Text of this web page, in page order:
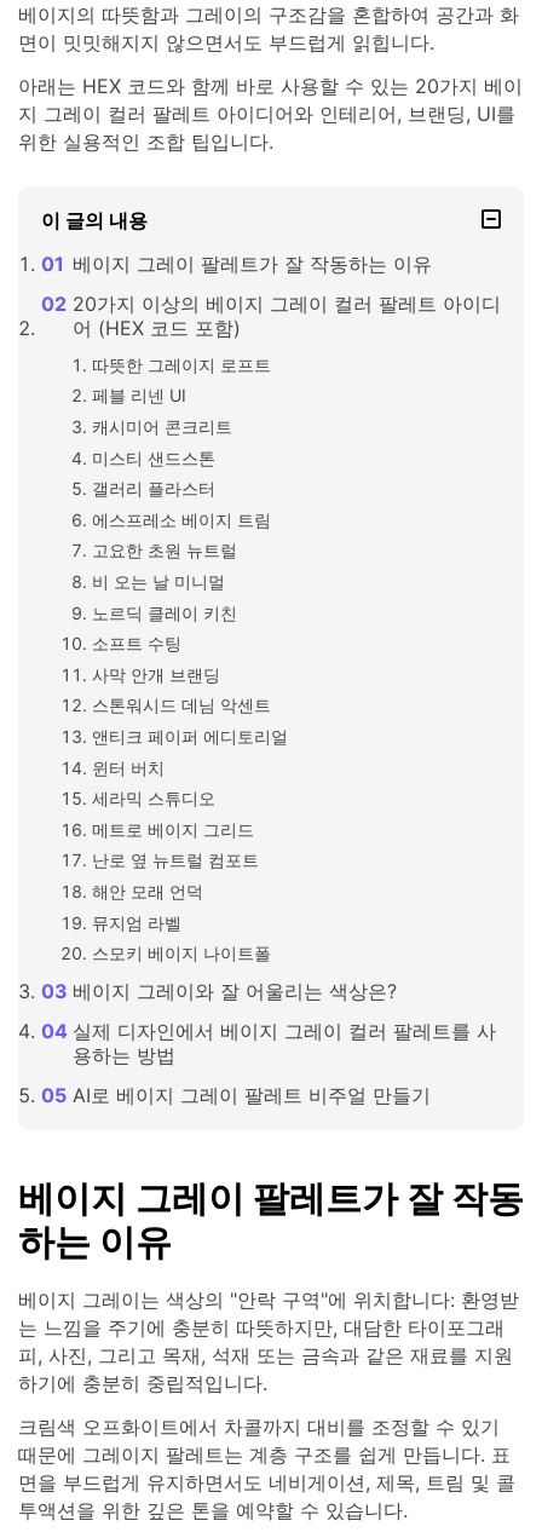
베이지의 따뜻함과 그레이의 구조감을 혼합하여 공간과 화
면이 밋밋해지지 않으면서도 부드럽게 읽힙니다.
아래는 HEX 코드와 함께 바로 사용할 수 있는 20가지 베이
지 그레이 컬러 팔레트 아이디어와 인테리어, 브랜딩, UI를
위한 실용적인 조합 팁입니다.
이 글의 내용
베이지 그레이 팔레트가 잘 작동하는 이유
20가지 이상의 베이지 그레이 컬러 팔레트 아이디
어 (HEX 코드 포함)
따뜻한 그레이지 로프트
페블 리넨 UI
캐시미어 콘크리트
미스티 샌드스톤
갤러리 플라스터
에스프레소 베이지 트림
고요한 초원 뉴트럴
비 오는 날 미니멀
노르딕 클레이 키친
소프트 수팅
사막 안개 브랜딩
스톤워시드 데님 악센트
앤티크 페이퍼 에디토리얼
윈터 버치
세라믹 스튜디오
메트로 베이지 그리드
난로 옆 뉴트럴 컴포트
해안 모래 언덕
뮤지엄 라벨
스모키 베이지 나이트폴
베이지 그레이와 잘 어울리는 색상은?
실제 디자인에서 베이지 그레이 컬러 팔레트를 사
용하는 방법
AI로 베이지 그레이 팔레트 비주얼 만들기
베이지 그레이 팔레트가 잘 작동
하는 이유
베이지 그레이는 색상의 "안락 구역"에 위치합니다: 환영받
는 느낌을 주기에 충분히 따뜻하지만, 대담한 타이포그래
피, 사진, 그리고 목재, 석재 또는 금속과 같은 재료를 지원
하기에 충분히 중립적입니다.
크림색 오프화이트에서 차콜까지 대비를 조정할 수 있기
때문에 그레이지 팔레트는 계층 구조를 쉽게 만듭니다. 표
면을 부드럽게 유지하면서도 네비게이션, 제목, 트림 및 콜
투액션을 위한 깊은 톤을 예약할 수 있습니다.